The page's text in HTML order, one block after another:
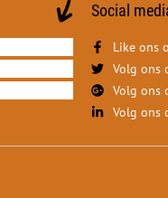
Social
Like ons
Volg ons
Volg ons
Volg ons